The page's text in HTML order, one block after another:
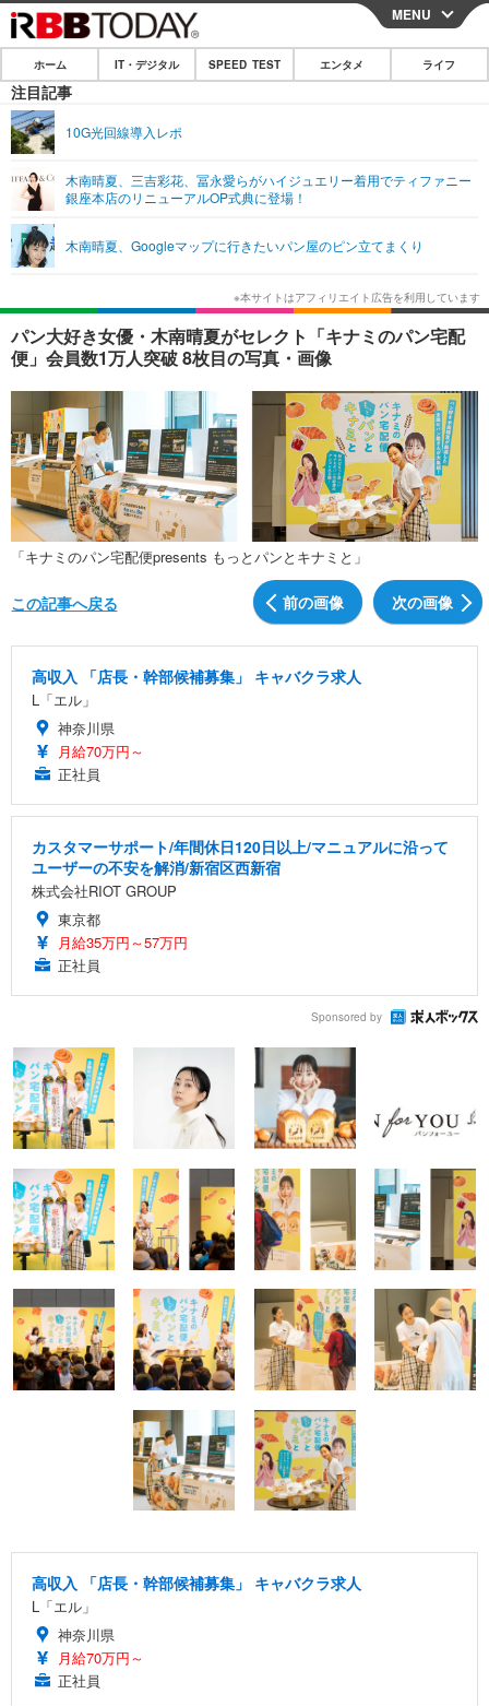
CLOSE
ホーム
IT・デジタル
ネタ
ショッピング その他
エンタメ
エンタメTOP 映画・ドラマ
韓国・芸能
音楽 スポーツ
ショッピング その他
ライフ
ライフTOP グルメ
ペット ショッピング
その他
リリース一覧
プッシュ通知の停止方法
MENU
ホーム IT・デジタル SPEED TEST エンタメ ライフ
注目記事
10G光回線導入レポ
木南晴夏、三吉彩花、冨永愛らがハイジュエリー着用でティファニー
銀座本店のリニューアルOP式典に登場！
木南晴夏、Googleマップに行きたいパン屋のピン立てまくり
パン大好き女優・木南晴夏がセレクト「キナミのパン宅配
便」会員数1万人突破 8枚目の写真・画像
「キナミのパン宅配便presents もっとパンとキナミと」
前の画像 次の画像
この記事へ戻る
高収入 「店長・幹部候補募集」 キャバクラ求人
L「エル」
神奈川県
月給70万円～
正社員
カスタマーサポート/年間休日120日以上/マニュアルに沿って
ユーザーの不安を解消/新宿区西新宿
株式会社RIOT GROUP
東京都
月給35万円～57万円
正社員
Sponsored by
高収入 「店長・幹部候補募集」 キャバクラ求人
L「エル」
神奈川県
月給70万円～
正社員